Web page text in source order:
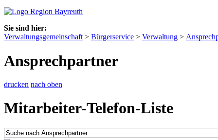
Sie sind hier:
Verwaltungsgemeinschaft > Bürgerservice > Verwaltung >
Ansprechpartner
drucken nach oben
Mitarbeiter-Telefon-Liste